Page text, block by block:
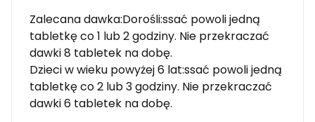
Zalecana dawka:Dorośli:ssać powoli jedną
tabletkę co 1 lub 2 godziny. Nie przekraczać
dawki 8 tabletek na dobę.
Dzieci w wieku powyżej 6 lat:ssać powoli jedną
tabletkę co 2 lub 3 godziny. Nie przekraczać
dawki 6 tabletek na dobę.